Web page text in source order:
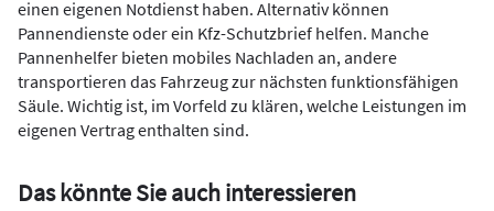
einen eigenen Notdienst haben. Alternativ können
Pannendienste oder ein Kfz-Schutzbrief helfen. Manche
Pannenhelfer bieten mobiles Nachladen an, andere
transportieren das Fahrzeug zur nächsten funktionsfähigen
Säule. Wichtig ist, im Vorfeld zu klären, welche Leistungen im
eigenen Vertrag enthalten sind.
Das könnte Sie auch interessieren